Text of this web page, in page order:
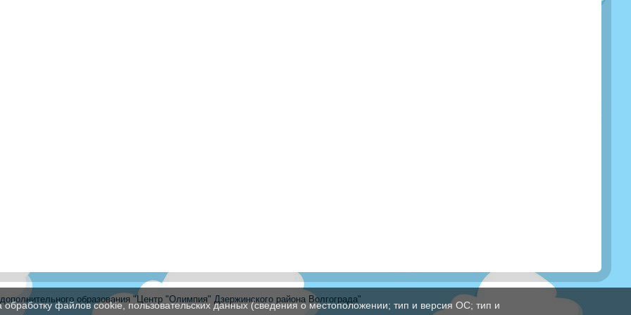
образования "Центр "Олимпия" Дзержинского района Волгограда"
файлов cookie, пользовательских данных (сведения о местоположении; тип и версия ОС; тип и